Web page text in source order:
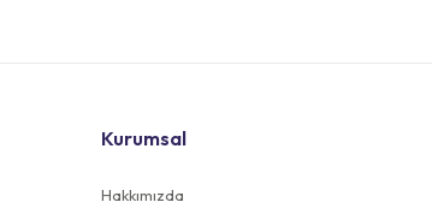
Kurumsal
Hakkımızda